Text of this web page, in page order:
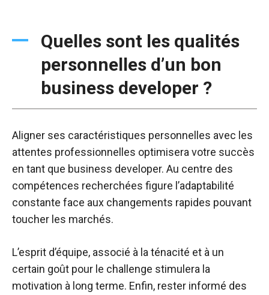
Quelles sont les qualités
personnelles d’un bon
business developer ?
Aligner ses caractéristiques personnelles avec les
attentes professionnelles optimisera votre succès
en tant que business developer. Au centre des
compétences recherchées figure l’adaptabilité
constante face aux changements rapides pouvant
toucher les marchés.
L’esprit d’équipe, associé à la ténacité et à un
certain goût pour le challenge stimulera la
motivation à long terme. Enfin, rester informé des